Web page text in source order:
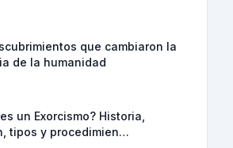
que cambiaron la
de la humanidad
un Exorcismo? Historia,
tipos y procedimien…